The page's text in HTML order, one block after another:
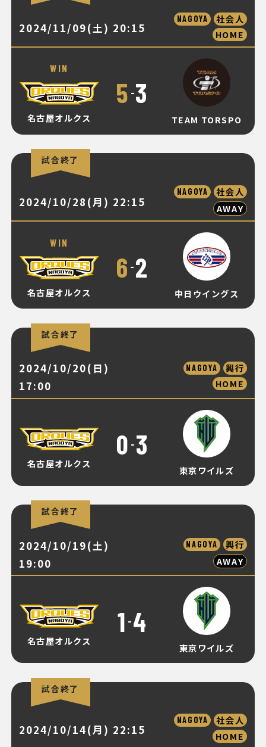
2024/11/09(土) 20:15
NAGOYA
社会人
HOME
WIN
名古屋オルクス
5 -3
TEAM TORSPO
試合終了
2024/10/28(月) 22:15
NAGOYA
社会人
AWAY
WIN
名古屋オルクス
6 - 2
中日ウイングス
試合終了
2024/10/20(日)
17:00
NAGOYA
興行
HOME
名古屋オルクス
0 - 3
東京ワイルズ
試合終了
2024/10/19(土)
19:00
NAGOYA
興行
AWAY
名古屋オルクス
1 - 4
東京ワイルズ
試合終了
2024/10/14(月) 22:15
NAGOYA
社会人
HOME